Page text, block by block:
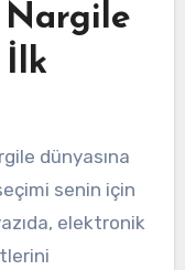
Nargile
İlk
dünyasına
senin için
elektronik